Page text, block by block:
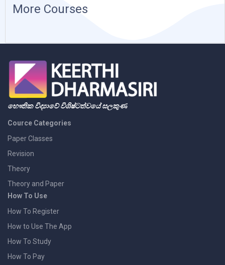
More Courses
භෞතික විද්‍යාවේ විශිෂ්ටත්වයේ සලකුණ
Cource Categories
Paper Classes
Revision
Theory
Theory and Paper
How To Use
How To Register
How to Use The App
How To Study
How To Pay